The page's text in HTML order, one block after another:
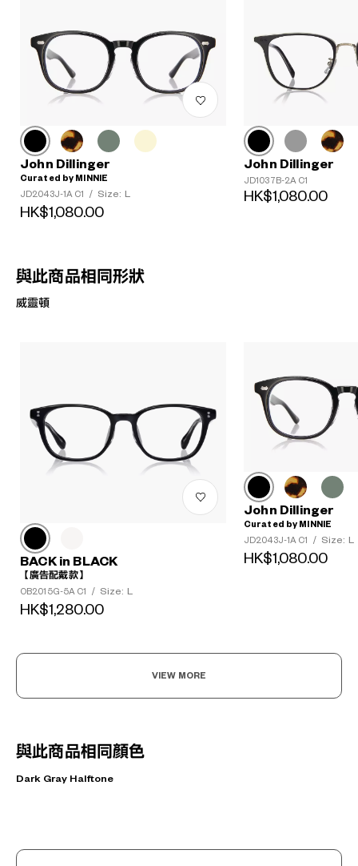
John Dillinger
Curated by MINNIE
JD2043J-1A C1
/ Size: L
HK$1,080.00
John Dillinger
JD1037B-2A C1
HK$1,080.00
與此商品相同形狀
威靈頓
BACK in BLACK
【廣告配戴款】
OB2015G-5A C1
/ Size: L
HK$1,280.00
John Dillinger
Curated by MINNIE
JD2043J-1A C1
/ Size: L
HK$1,080.00
VIEW MORE
與此商品相同顏色
Dark Gray Halftone